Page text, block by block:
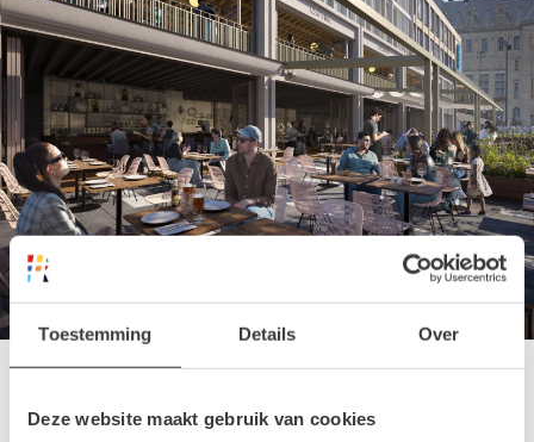
Toestemming Details Over
Deze website maakt gebruik van cookies
Stadhuisplein